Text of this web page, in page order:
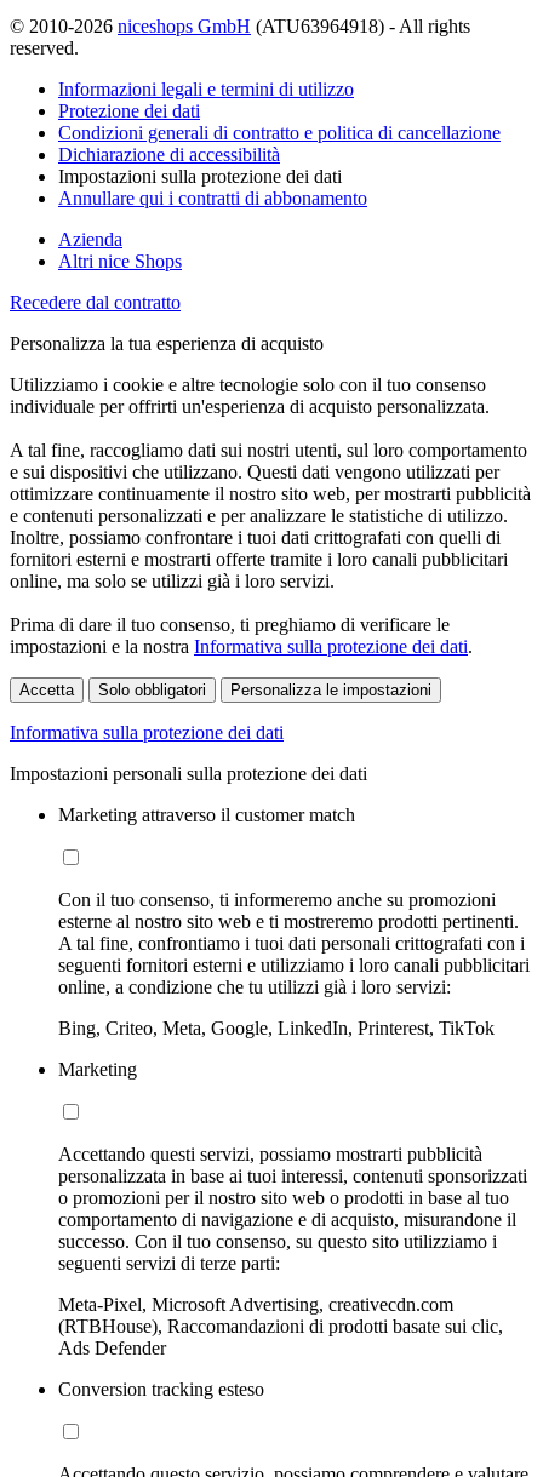
© 2010-2026 niceshops GmbH (ATU63964918) - All rights
reserved.
Informazioni legali e termini di utilizzo
Protezione dei dati
Condizioni generali di contratto e politica di cancellazione
Dichiarazione di accessibilità
Impostazioni sulla protezione dei dati
Annullare qui i contratti di abbonamento
Azienda
Altri nice Shops
Recedere dal contratto
Personalizza la tua esperienza di acquisto
Utilizziamo i cookie e altre tecnologie solo con il tuo consenso
individuale per offrirti un'esperienza di acquisto personalizzata.
A tal fine, raccogliamo dati sui nostri utenti, sul loro comportamento
e sui dispositivi che utilizzano. Questi dati vengono utilizzati per
ottimizzare continuamente il nostro sito web, per mostrarti pubblicità
e contenuti personalizzati e per analizzare le statistiche di utilizzo.
Inoltre, possiamo confrontare i tuoi dati crittografati con quelli di
fornitori esterni e mostrarti offerte tramite i loro canali pubblicitari
online, ma solo se utilizzi già i loro servizi.
Prima di dare il tuo consenso, ti preghiamo di verificare le
impostazioni e la nostra Informativa sulla protezione dei dati.
Accetta Solo obbligatori Personalizza le impostazioni
Informativa sulla protezione dei dati
Impostazioni personali sulla protezione dei dati
Marketing attraverso il customer match
Con il tuo consenso, ti informeremo anche su promozioni
esterne al nostro sito web e ti mostreremo prodotti pertinenti.
A tal fine, confrontiamo i tuoi dati personali crittografati con i
seguenti fornitori esterni e utilizziamo i loro canali pubblicitari
online, a condizione che tu utilizzi già i loro servizi:
Bing, Criteo, Meta, Google, LinkedIn, Printerest, TikTok
Marketing
Accettando questi servizi, possiamo mostrarti pubblicità
personalizzata in base ai tuoi interessi, contenuti sponsorizzati
o promozioni per il nostro sito web o prodotti in base al tuo
comportamento di navigazione e di acquisto, misurandone il
successo. Con il tuo consenso, su questo sito utilizziamo i
seguenti servizi di terze parti:
Meta-Pixel, Microsoft Advertising, creativecdn.com
(RTBHouse), Raccomandazioni di prodotti basate sui clic,
Ads Defender
Conversion tracking esteso